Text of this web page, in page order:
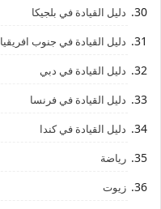
دليل القيادة في بلجيكا
دليل القيادة في جنوب افريقيا
دليل القيادة في دبي
دليل القيادة في فرنسا
دليل القيادة في كندا
رياضة
زيوت